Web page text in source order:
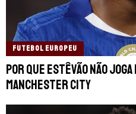
FUTEBOL EUROPEU
Por que Estêvão não joga
Manchester City